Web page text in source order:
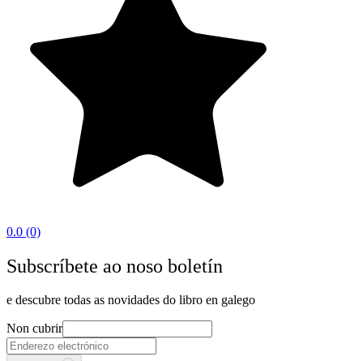
0.0 (0)
Subscríbete ao noso boletín
e descubre todas as novidades do libro en galego
Non cubrir